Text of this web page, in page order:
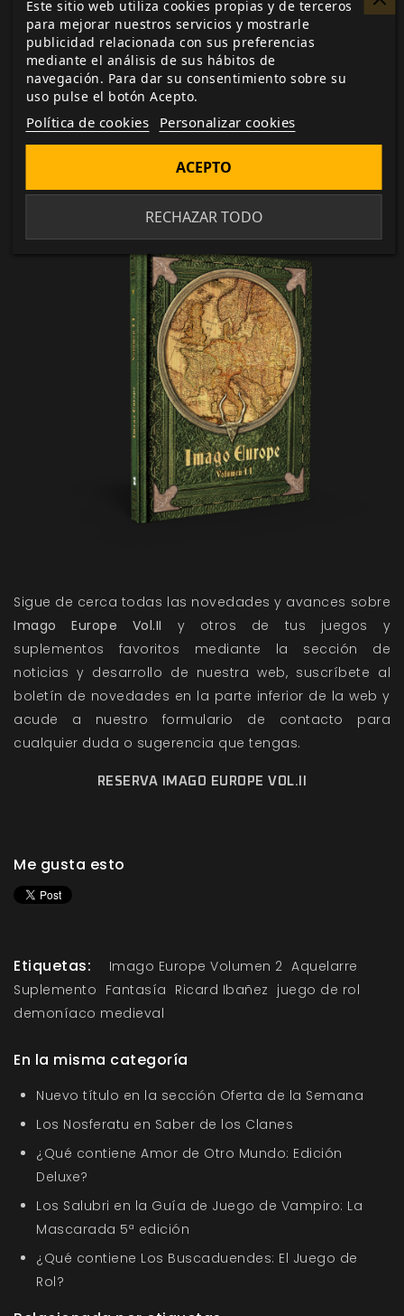
reinos aledaños durante la época de Aquelarre.
Una guía sobre las maravillas de la ciudad de Roma.
La campaña Los viejos dioses, dividida en tres partes,
en la que los PJ visitarán Escandinavia, el Sacro
Imperio e Italia.
Nuevas clases de personaje y pautas adicionales
Sigue de cerca todas las novedades y avances sobre
Imago Europe Vol.II y otros de tus juegos y
suplementos favoritos mediante la sección de
noticias y desarrollo de nuestra web, suscríbete al
boletín de novedades en la parte inferior de la web y
acude a nuestro formulario de contacto para
cualquier duda o sugerencia que tengas.
RESERVA IMAGO EUROPE VOL.II
Me gusta esto
Etiquetas: Imago Europe Volumen 2 Aquelarre
Suplemento Fantasía Ricard Ibañez juego de rol
demoníaco medieval
En la misma categoría
Nuevo título en la sección Oferta de la Semana
Los Nosferatu en Saber de los Clanes
¿Qué contiene Amor de Otro Mundo: Edición
Deluxe?
Los Salubri en la Guía de Juego de Vampiro: La
Mascarada 5ª edición
¿Qué contiene Los Buscaduendes: El Juego de
Rol?
Este sitio web utiliza cookies propias y de terceros
para mejorar nuestros servicios y mostrarle
publicidad relacionada con sus preferencias
mediante el análisis de sus hábitos de
navegación. Para dar su consentimiento sobre su
uso pulse el botón Acepto.
Política de cookies Personalizar cookies
RECHAZAR TODO
ACEPTO